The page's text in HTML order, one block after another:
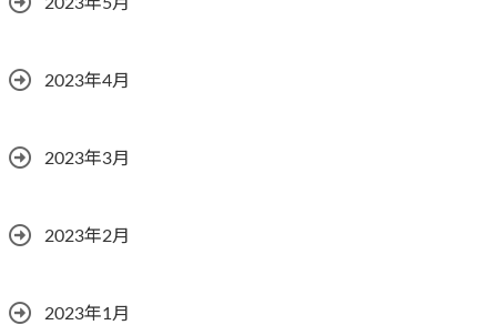
2023年5月
2023年4月
2023年3月
2023年2月
2023年1月